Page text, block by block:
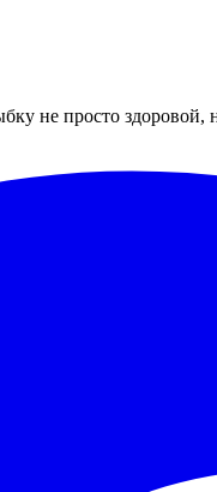
не просто